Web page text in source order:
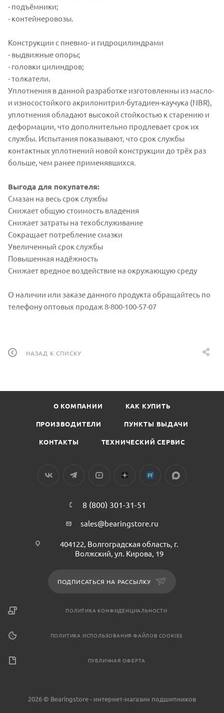
- подъёмники;
- контейнеровозы.
Конструкции с пневмо- и гидроцилиндрами
- выдвижные опоры;
- головки цилиндров;
- толкатели.
Уплотнения в данной разработке изготовленны из масло-
и износостойкого акрилонитрил-бутадиен-каучука (NBR),
уплотнения обладают высокой стойкостью к старению и
деформации, что дополнительно продлевает срок их
службы. Испытания показывают, что срок службы
контактных уплотнений новой конструкции до трёх раз
больше, чем ранее применявшихся.
Выгода для покупателя:
Смазан на весь срок службы
Снижает общую стоимость владения
Снижает затраты на техобслуживание
Сокращает потребление смазки
Увеличенный срок службы
Повышенная надёжность
Снижает вредное воздействие на окружающую среду
О наличии или заказе данного продукта обращайтесь по
телефону оптовых продаж 8-800-100-57-07
НАЗАД К СПИСКУ
О КОМПАНИИ КАК КУПИТЬ
ПРОИЗВОДИТЕЛИ ПУНКТЫ ВЫДАЧИ
КОНТАКТЫ ТЕХНИЧЕСКИЙ СЕРВИС
8 (800) 301-31-51
sales@bearingstore.ru
404122, Волгоградская область, г.
Волжский, ул. Кирова, 19
ПОДПИСАТЬСЯ НА РАССЫЛКУ
ПОЛИТИКА КОНФИДЕНЦИАЛЬНОСТИ
ПОЛИТИКА ИСПОЛЬЗОВАНИЯ ФАЙЛОВ COOKIES
ПУБЛИЧНАЯ ОФЕРТА
2026 © Bearingstore - интернет-магазин подшипников